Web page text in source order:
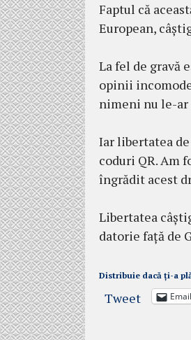
Faptul că
European,
La fel de gravă
opinii
nimeni nu le-ar
Iar libertatea
coduri QR. Am
îngrădit acest
Libertatea
datorie față de
Distribuie dacă ți-a
Tweet Email